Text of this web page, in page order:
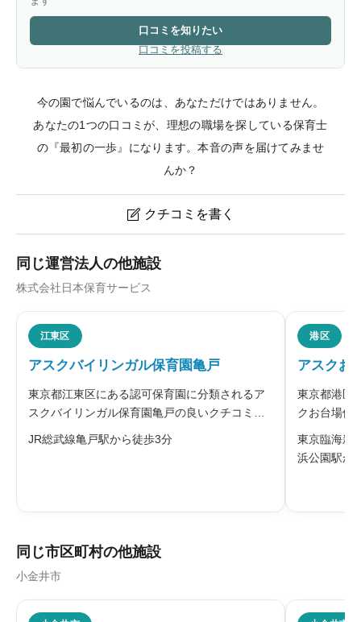
口コミを知りたい
口コミを投稿する
今の園で悩んでいるのは、あなただけではありません。
あなたの1つの口コミが、理想の職場を探している保育士
の『最初の一歩』になります。本音の声を届けてみませ
んか？
 クチコミを書く
ニックネーム
※本名や誤解される名前の使用はご遠慮ください。
職員の人間関係
同じ運営法人の他施設
株式会社日本保育サービス
江東区
アスクバイリンガル保育園亀戸
東京都江東区にある認可保育園に分類されるア
スクバイリンガル保育園亀戸の良いクチコミ・
悪いクチコミを合わせて評判をご紹介します。
JR総武線亀戸駅から徒歩3分
港区
アスクお
東京都港区
クお台場保
を合わせて
東京臨海新
浜公園駅か
同じ市区町村の他施設
小金井市